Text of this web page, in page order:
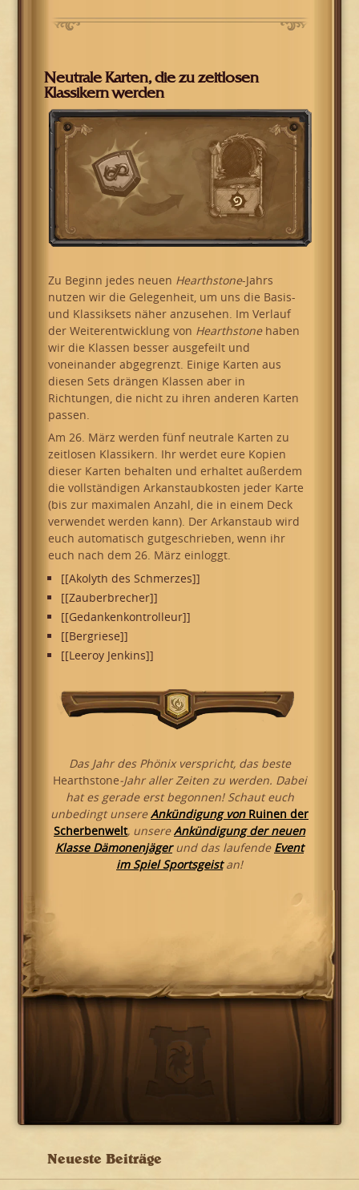
Neutrale Karten, die zu zeitlosen
Klassikern werden
Zu Beginn jedes neuen Hearthstone-Jahrs
nutzen wir die Gelegenheit, um uns die Basis-
und Klassiksets näher anzusehen. Im Verlauf
der Weiterentwicklung von Hearthstonehaben
wir die Klassen besser ausgefeilt und
voneinander abgegrenzt. Einige Karten aus
diesen Sets drängen Klassen aber in
Richtungen, die nicht zu ihren anderen Karten
passen.
Am 26. März werden fünf neutrale Karten zu
zeitlosen Klassikern. Ihr werdet eure Kopien
dieser Karten behalten und erhaltet außerdem
die vollständigen Arkanstaubkosten jeder Karte
(bis zur maximalen Anzahl, die in einem Deck
verwendet werden kann). Der Arkanstaub wird
euch automatisch gutgeschrieben, wenn ihr
euch nach dem 26. März einloggt.
[[Akolyth des Schmerzes]]
[[Zauberbrecher]]
[[Gedankenkontrolleur]]
[[Bergriese]]
[[Leeroy Jenkins]]
Das Jahr des Phönix verspricht, das beste
Hearthstone-Jahr aller Zeiten zu werden. Dabei
hat es gerade erst begonnen! Schaut euch
unbedingt unsereAnkündigung von Ruinen der
Scherbenwelt, unsereAnkündigung der neuen
Klasse Dämonenjägerund das laufende Event
im Spiel Sportsgeistan!
Neueste Beiträge